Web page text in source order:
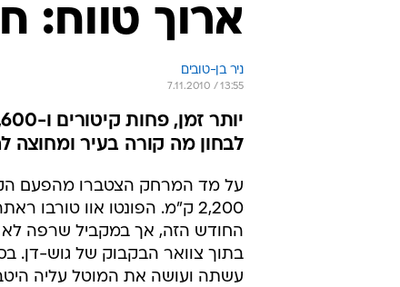
ארוך טווח:
ניר בן-טובים
7.11.2010 / 13:55
לבחון מה קורה בעיר ומחוצה
על מד המרחק הצטברו מהפעם
2,200 ק"מ. הפונטו אוו טורבו
החודש הזה, אך במקביל שרפה
בתוך צוואר הבקבוק של גוש-דן.
עשתה ועושה את המוטל עליה